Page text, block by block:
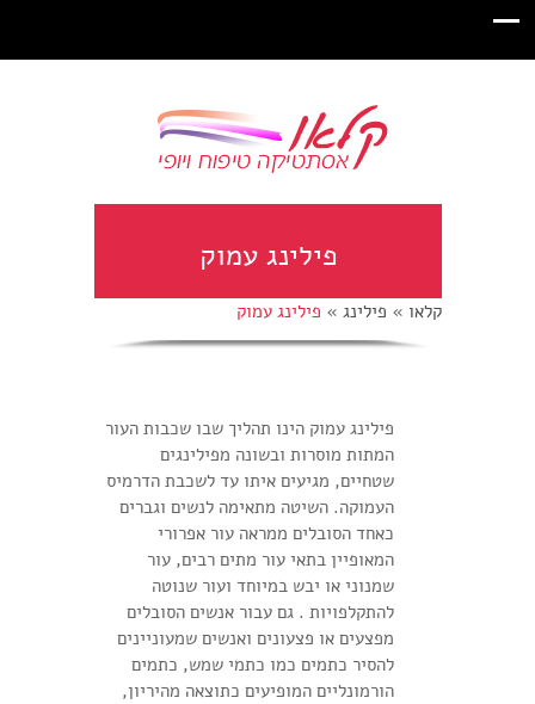
פילינג עמוק
קלאו » פילינג » פילינג עמוק
פילינג עמוק הינו תהליך שבו שכבות העור
המתות מוסרות ובשונה מפילינגים
שטחיים, מגיעים איתו עד לשכבת הדרמיס
העמוקה. השיטה מתאימה לנשים וגברים
כאחד הסובלים ממראה עור אפרורי
המאופיין בתאי עור מתים רבים, עור
שמנוני או יבש במיוחד ועור שנוטה
להתקלפויות . גם עבור אנשים הסובלים
מפצעים או פצעונים ואנשים שמעוניינים
להסיר כתמים כמו כתמי שמש, כתמים
הורמונליים המופיעים כתוצאה מהיריון,